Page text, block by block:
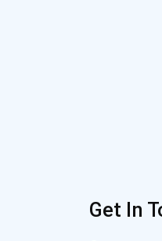
Get In